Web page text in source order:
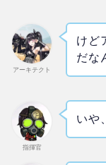
アーキテクト
けど
だな
指揮官
いや